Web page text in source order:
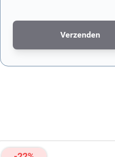
Verzenden
Dit formulier wordt beschermd